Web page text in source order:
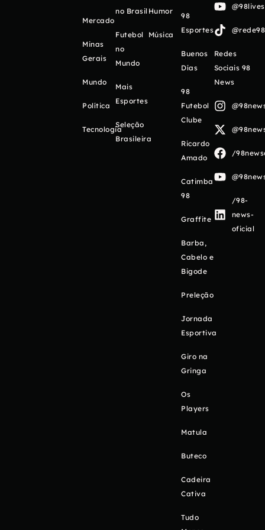
Mercado
Minas
Gerais
Mundo
Política
Tecnologia
no Brasil
Futebol
no
Mundo
Mais
Esportes
Seleção
Brasileira
Humor
Música
98
Esportes
Buenos
Días
98
Futebol
Clube
Ricardo
Amado
Catimba
98
Graffite
Barba,
Cabelo e
Bigode
Preleção
Jornada
Esportiva
Giro na
Gringa
Os
Players
Matula
Buteco
Cadeira
Cativa
Tudo
Redes
Sociais 98
News
/
/98-
news-
oficial